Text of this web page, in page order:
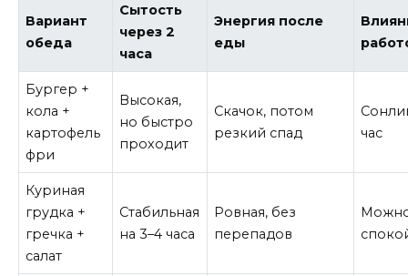
Вариант
обеда
Сытость
через 2
часа
Энергия после
еды
Бургер +
кола +
картофель
фри
Высокая,
но быстро
проходит
Скачок, потом
резкий спад
час
Куриная
грудка +
гречка +
салат
Стабильная
на 3–4 часа
Ровная, без
перепадов